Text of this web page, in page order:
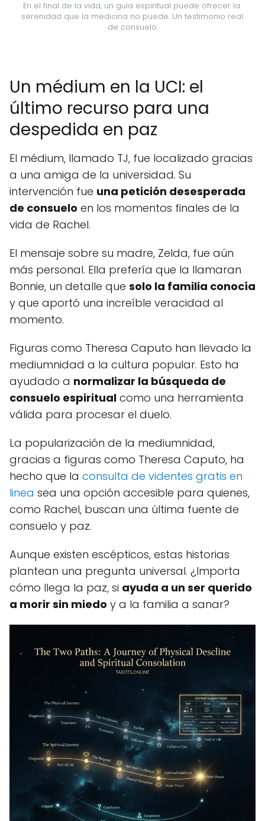
En el final de la vida, un guía espiritual puede ofrecer la
serenidad que la medicina no puede. Un testimonio real
de consuelo.
Un médium en la UCI: el
último recurso para una
despedida en paz
El médium, llamado TJ, fue localizado gracias
a una amiga de la universidad. Su
intervención fue una petición desesperada
de consuelo en los momentos finales de la
vida de Rachel.
El mensaje sobre su madre, Zelda, fue aún
más personal. Ella prefería que la llamaran
Bonnie, un detalle que solo la familia conocía
y que aportó una increíble veracidad al
momento.
Figuras como Theresa Caputo han llevado la
mediumnidad a la cultura popular. Esto ha
ayudado a normalizar la búsqueda de
consuelo espiritual como una herramienta
válida para procesar el duelo.
La popularización de la mediumnidad,
gracias a figuras como Theresa Caputo, ha
hecho que la consulta de videntes gratis en
linea sea una opción accesible para quienes,
como Rachel, buscan una última fuente de
consuelo y paz.
Aunque existen escépticos, estas historias
plantean una pregunta universal. ¿Importa
cómo llega la paz, si ayuda a un ser querido
a morir sin miedo y a la familia a sanar?